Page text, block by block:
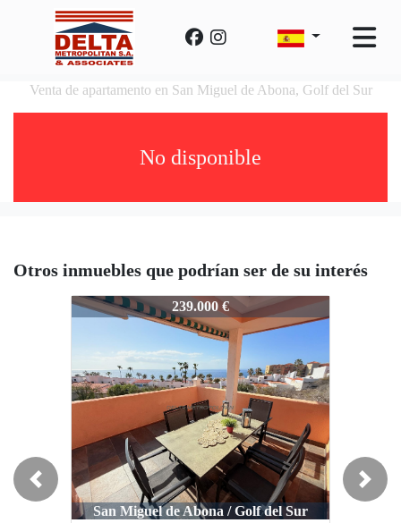
Venta de apartamento en San Miguel de Abona, Golf del Sur
No disponible
Otros inmuebles que podrían ser de su interés
SMVASU
239.000 €
San Miguel de Abona / Golf del Sur
Previous Next